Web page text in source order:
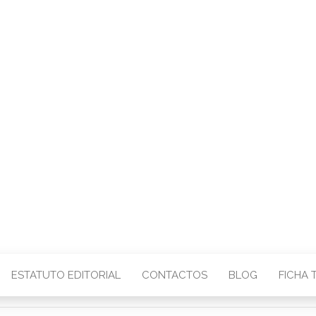
ESTATUTO EDITORIAL CONTACTOS BLOG FICHA